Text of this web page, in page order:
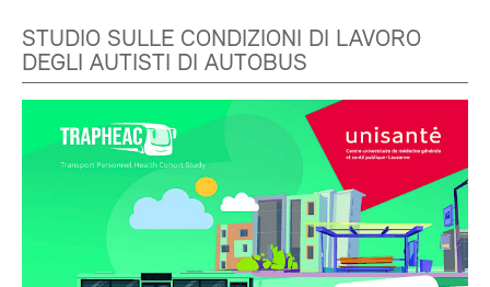
STUDIO SULLE CONDIZIONI DI LAVORO
DEGLI AUTISTI DI AUTOBUS